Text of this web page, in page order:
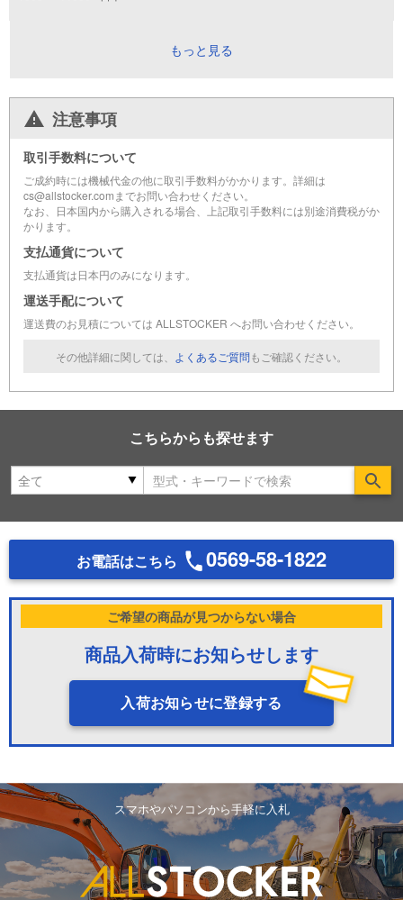
もっと見る
注意事項
取引手数料について
ご成約時には機械代金の他に取引手数料がかかります。詳細は
cs@allstocker.comまでお問い合わせください。
なお、日本国内から購入される場合、上記取引手数料には別途消費税がか
かります。
支払通貨について
支払通貨は日本円のみになります。
運送手配について
運送費のお見積については ALLSTOCKER へお問い合わせください。
その他詳細に関しては、 よくあるご質問もご確認ください。
こちらからも探せます
お電話はこちら 0569-58-1822
ご希望の商品が見つからない場合
商品入荷時にお知らせします
入荷お知らせに登録する
スマホやパソコンから手軽に入札